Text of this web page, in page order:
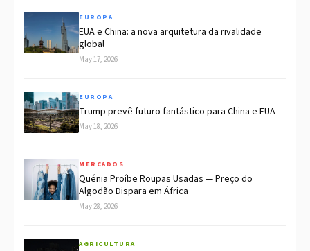
EUROPA
EUA e China: a nova arquitetura da rivalidade
global
May 17, 2026
EUROPA
Trump prevê futuro fantástico para China e EUA
May 18, 2026
MERCADOS
Quénia Proíbe Roupas Usadas — Preço do
Algodão Dispara em África
May 28, 2026
AGRICULTURA